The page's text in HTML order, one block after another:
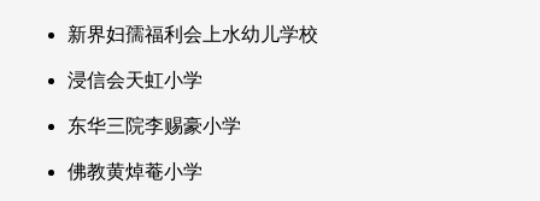
新界妇孺福利会上水幼儿学校
浸信会天虹小学
东华三院李赐豪小学
佛教黄焯菴小学